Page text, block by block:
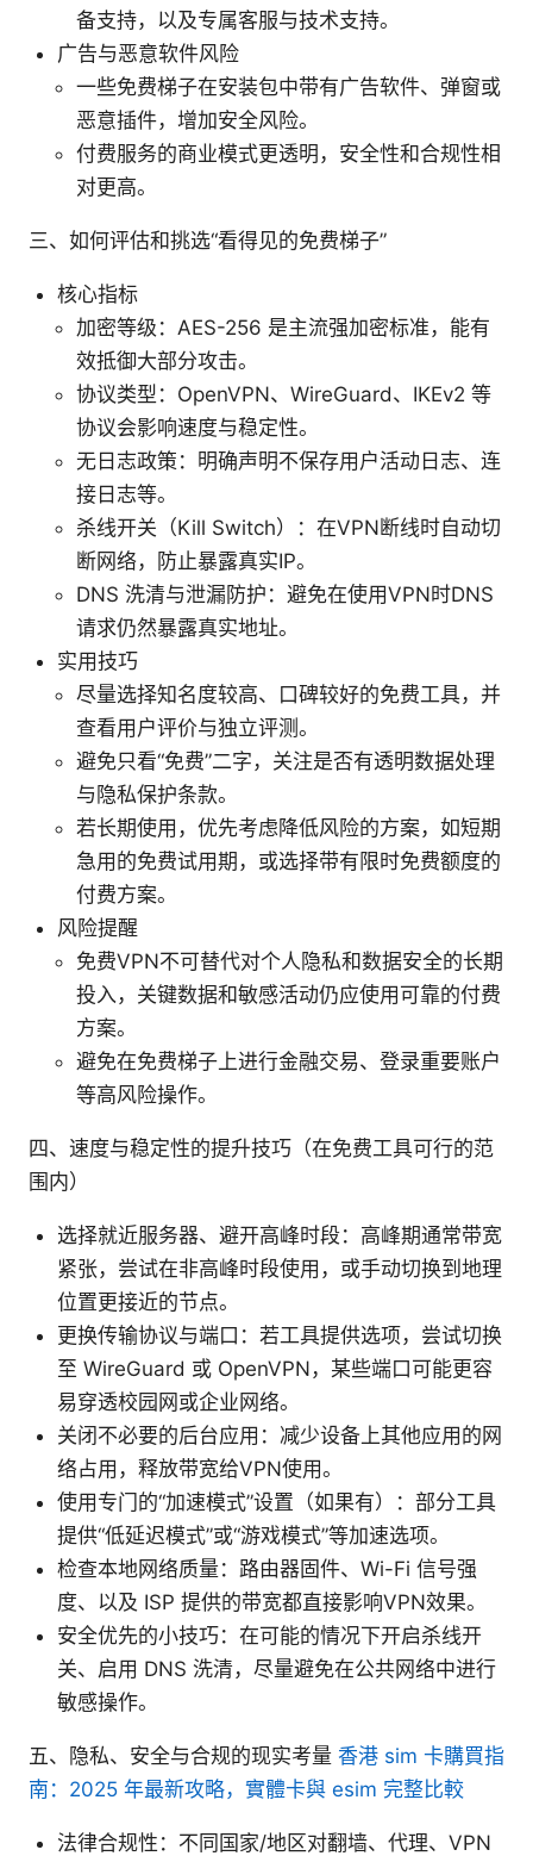
备支持，以及专属客服与技术支持。
广告与恶意软件风险
一些免费梯子在安装包中带有广告软件、弹窗或
恶意插件，增加安全风险。
付费服务的商业模式更透明，安全性和合规性相
对更高。
三、如何评估和挑选“看得见的免费梯子”
核心指标
加密等级：AES-256 是主流强加密标准，能有
效抵御大部分攻击。
协议类型：OpenVPN、WireGuard、IKEv2 等
协议会影响速度与稳定性。
无日志政策：明确声明不保存用户活动日志、连
接日志等。
杀线开关（Kill Switch）：在VPN断线时自动切
断网络，防止暴露真实IP。
DNS 洗清与泄漏防护：避免在使用VPN时DNS
请求仍然暴露真实地址。
实用技巧
尽量选择知名度较高、口碑较好的免费工具，并
查看用户评价与独立评测。
避免只看“免费”二字，关注是否有透明数据处理
与隐私保护条款。
若长期使用，优先考虑降低风险的方案，如短期
急用的免费试用期，或选择带有限时免费额度的
付费方案。
风险提醒
免费VPN不可替代对个人隐私和数据安全的长期
投入，关键数据和敏感活动仍应使用可靠的付费
方案。
避免在免费梯子上进行金融交易、登录重要账户
等高风险操作。
四、速度与稳定性的提升技巧（在免费工具可行的范
围内）
选择就近服务器、避开高峰时段：高峰期通常带宽
紧张，尝试在非高峰时段使用，或手动切换到地理
位置更接近的节点。
更换传输协议与端口：若工具提供选项，尝试切换
至 WireGuard 或 OpenVPN，某些端口可能更容
易穿透校园网或企业网络。
关闭不必要的后台应用：减少设备上其他应用的网
络占用，释放带宽给VPN使用。
使用专门的“加速模式”设置（如果有）：部分工具
提供“低延迟模式”或“游戏模式”等加速选项。
检查本地网络质量：路由器固件、Wi-Fi 信号强
度、以及 ISP 提供的带宽都直接影响VPN效果。
安全优先的小技巧：在可能的情况下开启杀线开
关、启用 DNS 洗清，尽量避免在公共网络中进行
敏感操作。
五、隐私、安全与合规的现实考量 香港 sim 卡購買指
南：2025 年最新攻略，實體卡與 esim 完整比較
法律合规性：不同国家/地区对翻墙、代理、VPN